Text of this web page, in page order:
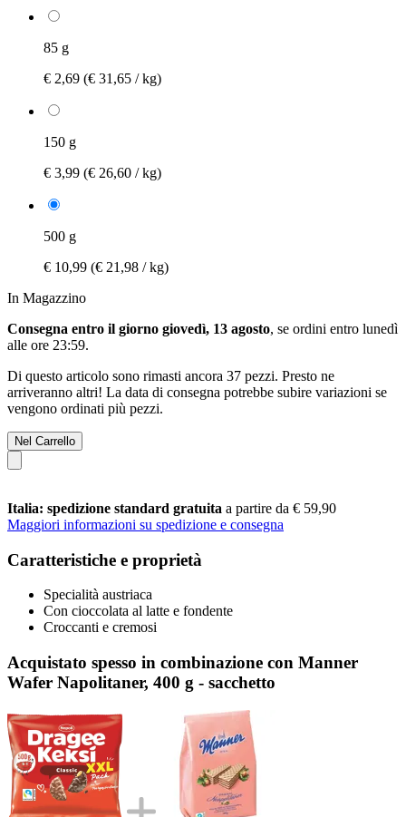
85 g
€ 2,69 (€ 31,65 / kg)
150 g
€ 3,99 (€ 26,60 / kg)
500 g
€ 10,99 (€ 21,98 / kg)
In Magazzino
Consegna entro il giorno giovedì, 13 agosto, se ordini entro lunedì
alle ore 23:59.
Di questo articolo sono rimasti ancora 37 pezzi. Presto ne
arriveranno altri! La data di consegna potrebbe subire variazioni se
vengono ordinati più pezzi.
Nel Carrello
Italia: spedizione standard gratuita a partire da € 59,90
Maggiori informazioni su spedizione e consegna
Caratteristiche e proprietà
Specialità austriaca
Con cioccolata al latte e fondente
Croccanti e cremosi
Acquistato spesso in combinazione con Manner
Wafer Napolitaner, 400 g - sacchetto